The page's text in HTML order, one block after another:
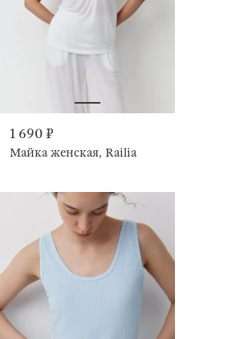
1 690 ₽
Майка женская, Railia